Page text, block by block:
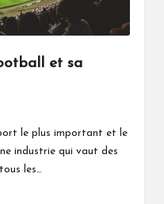
et sa
le plus important et le
industrie qui vaut des
les…